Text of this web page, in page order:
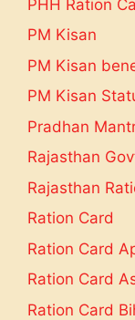
PHH Ration
PM Kisan
PM Kisan
PM Kisan
Pradhan
Rajasthan
Rajasthan
Ration Card
Ration Card
Ration Card
Ration Card